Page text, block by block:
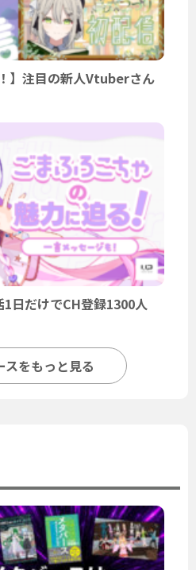
】注目の新人Vtuberさん
日だけでCH登録1300人
スをもっと見る